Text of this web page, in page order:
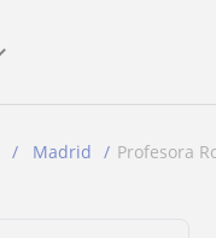
Madrid Profesora